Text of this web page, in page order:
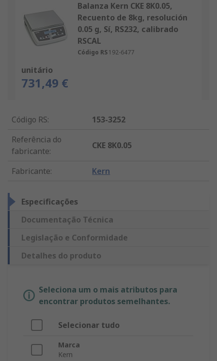
Balanza Kern CKE 8K0.05,
Recuento de 8kg, resolución
0.05 g, Sí, RS232, calibrado
RSCAL
Código RS192-6477
unitário
731,49 €
Código RS:
153-3252
Referência do
fabricante:
CKE 8K0.05
Fabricante: Kern
Especificações
Documentação Técnica
Legislação e Conformidade
Detalhes do produto
Seleciona um o mais atributos para
encontrar produtos semelhantes.
Selecionar tudo
Marca
Kern